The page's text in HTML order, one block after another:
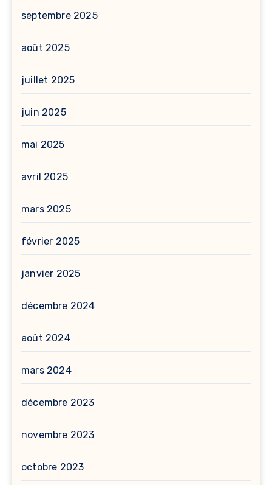
septembre 2025
août 2025
juillet 2025
juin 2025
mai 2025
avril 2025
mars 2025
février 2025
janvier 2025
décembre 2024
août 2024
mars 2024
décembre 2023
novembre 2023
octobre 2023